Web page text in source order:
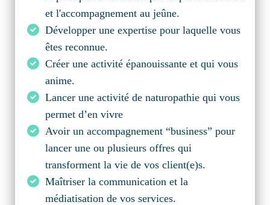
et l'accompagnement au jeûne.
Développer une expertise pour laquelle vous
êtes reconnue.
Créer une activité épanouissante et qui vous
anime.
Lancer une activité de naturopathie qui vous
permet d’en vivre
Avoir un accompagnement “business” pour
lancer une ou plusieurs offres qui
transforment la vie de vos client(e)s.
Maîtriser la communication et la
médiatisation de vos services.